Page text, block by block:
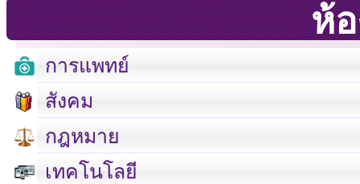
ห้
การแพทย์
สังคม
กฎหมาย
เทคโนโลยี